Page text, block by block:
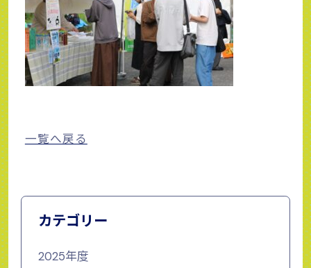
一覧へ戻る
カテゴリー
2025年度